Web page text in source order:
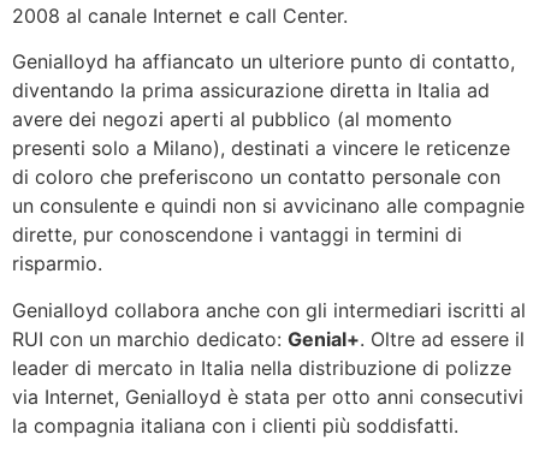
2008 al canale Internet e call Center.
Genialloyd ha affiancato un ulteriore punto di contatto,
diventando la prima assicurazione diretta in Italia ad
avere dei negozi aperti al pubblico (al momento
presenti solo a Milano), destinati a vincere le reticenze
di coloro che preferiscono un contatto personale con
un consulente e quindi non si avvicinano alle compagnie
dirette, pur conoscendone i vantaggi in termini di
risparmio.
Genialloyd collabora anche con gli intermediari iscritti al
RUI con un marchio dedicato: Genial+. Oltre ad essere il
leader di mercato in Italia nella distribuzione di polizze
via Internet, Genialloyd è stata per otto anni consecutivi
la compagnia italiana con i clienti più soddisfatti.